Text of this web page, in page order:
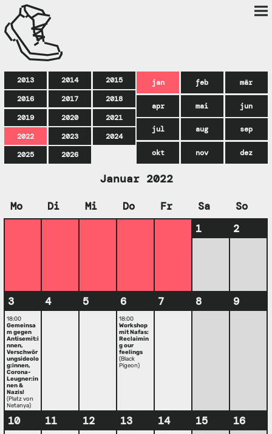
2013 2014
2015
2016
2017
2018
2019
2020
2021
2022
2023
2024
2025
2026
jan feb mär
apr mai jun
jul aug sep
okt nov dez
Januar 2022
Mo Di Mi Do Fr Sa
So
1
2
3
18:00
Gemeinsa
m gegen
Antisemit:i
nnen,
Verschwör
ungsideolo
g:innen,
Corona-
Leugner:in
nen &
Nazis!
(Platz von
Netanya)
4 5 6
18:00
Workshop
mit Nafas:
Reclaimin
g our
feelings
(Black
Pigeon)
7 8 9
10 11 12 13 14 15 16